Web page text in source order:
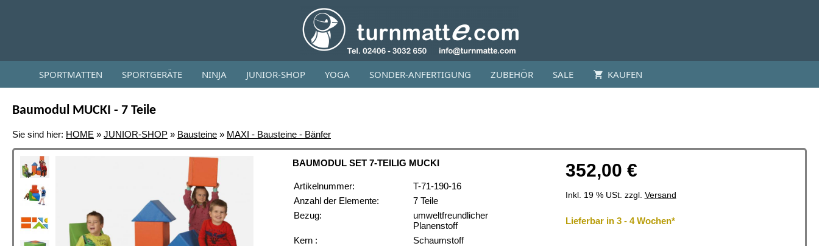
SPORTMATTEN SPORTGERÄTE NINJA JUNIOR-SHOP YOGA SONDER-ANFERTIGUNG ZUBEHÖR SALE KAUFEN
Baumodul MUCKI - 7 Teile
Sie sind hier: HOME » JUNIOR-SHOP » Bausteine » MAXI - Bausteine - Bänfer
BAUMODUL SET 7-TEILIG MUCKI
Artikelnummer:
T-71-190-16
Anzahl der Elemente:
7 Teile
Bezug:
umweltfreundlicher
Planenstoff
Kern :
Schaumstoff
352,00 €
Inkl. 19 % USt. zzgl. Versand
Lieferbar in 3 - 4 Wochen*